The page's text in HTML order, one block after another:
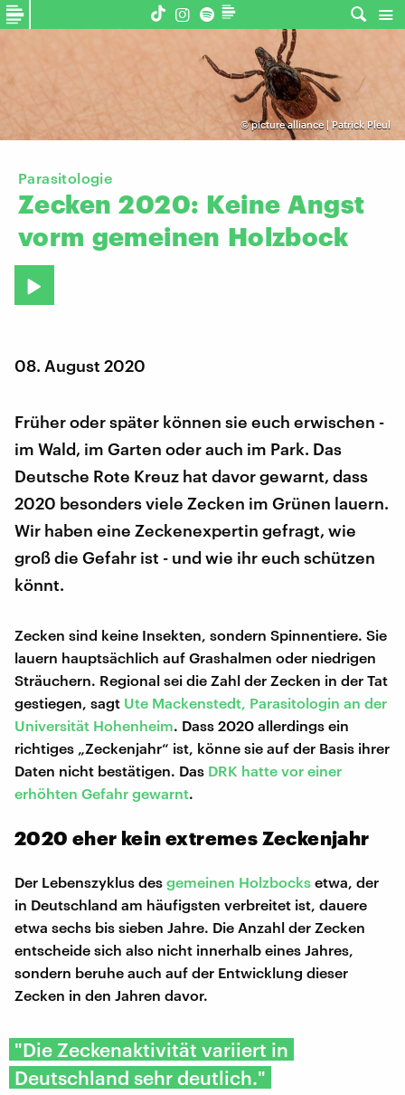
©picture alliance | Patrick Pleul
Parasitologie
Zecken 2020: Keine Angst
vorm gemeinen Holzbock
08. August 2020
Früher oder später können sie euch erwischen -
im Wald, im Garten oder auch im Park. Das
Deutsche Rote Kreuz hat davor gewarnt, dass
2020 besonders viele Zecken im Grünen lauern.
Wir haben eine Zeckenexpertin gefragt, wie
groß die Gefahr ist - und wie ihr euch schützen
könnt.
Zecken sind keine Insekten, sondern Spinnentiere. Sie
lauern hauptsächlich auf Grashalmen oder niedrigen
Sträuchern. Regional sei die Zahl der Zecken in der Tat
gestiegen, sagt Ute Mackenstedt, Parasitologin an der
Universität Hohenheim. Dass 2020 allerdings ein
richtiges „Zeckenjahr“ ist, könne sie auf der Basis ihrer
Daten nicht bestätigen. Das DRK hatte vor einer
erhöhten Gefahr gewarnt.
2020 eher kein extremes Zeckenjahr
Der Lebenszyklus des gemeinen Holzbocks etwa, der
in Deutschland am häufigsten verbreitet ist, dauere
etwa sechs bis sieben Jahre. Die Anzahl der Zecken
entscheide sich also nicht innerhalb eines Jahres,
sondern beruhe auch auf der Entwicklung dieser
Zecken in den Jahren davor.
"Die Zeckenaktivität variiert in
Deutschland sehr deutlich."